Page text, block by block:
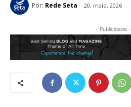
Por: Rede Seta 20, maio, 2026
- Publicidade -